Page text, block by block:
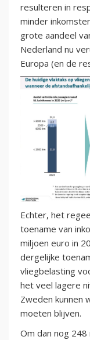
resulteren in
minder
grote aandeel
Nederland nu
Europa (en de
Echter, het
toename van
miljoen euro in
dergelijke
vliegbelasting
het veel lagere
Zweden kunnen
moeten blijven.
Om dan nog